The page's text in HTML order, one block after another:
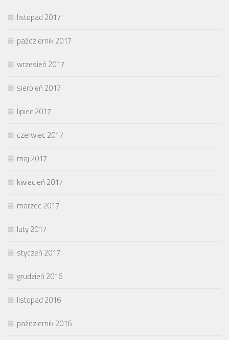
listopad 2017
październik 2017
wrzesień 2017
sierpień 2017
lipiec 2017
czerwiec 2017
maj 2017
kwiecień 2017
marzec 2017
luty 2017
styczeń 2017
grudzień 2016
listopad 2016
październik 2016